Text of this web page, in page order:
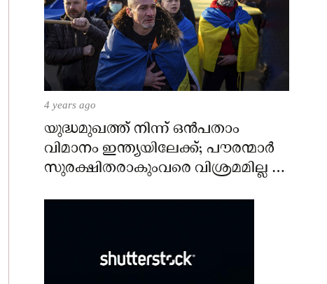
4 years ago
യുദ്ധമുഖത്ത് നിന്ന് ഒൻപതാം
വിമാനം ഇന്ത്യയിലേക്ക്; പൗരന്മാർ
സുരക്ഷിതരാകുംവരെ വിശ്രമമില്ല –